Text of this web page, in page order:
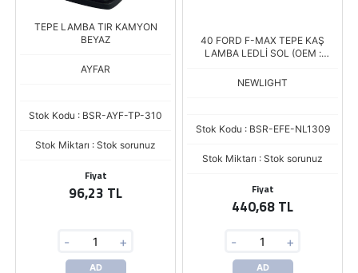
TEPE LAMBA TIR KAMYON
BEYAZ
AYFAR
Stok Kodu : BSR-AYF-TP-310
Stok Miktarı : Stok sorunuz
Fiyat
96,23 TL
- +
AD
40 FORD F-MAX TEPE KAŞ
LAMBA LEDLİ SOL (OEM :
NEWLIGHT
Stok Kodu : BSR-EFE-NL1309
Stok Miktarı : Stok sorunuz
Fiyat
440,68 TL
- +
AD